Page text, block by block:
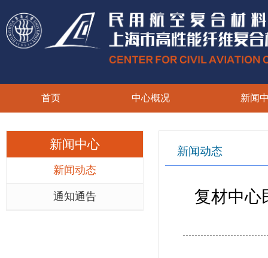
首页 中心概况 新闻
新闻中心
新闻动态
通知通告
新闻动态
复材中心